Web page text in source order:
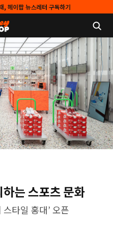
, 헤이팝 뉴스레터 구독하기
는 스포츠 문화
타일 홍대’ 오픈